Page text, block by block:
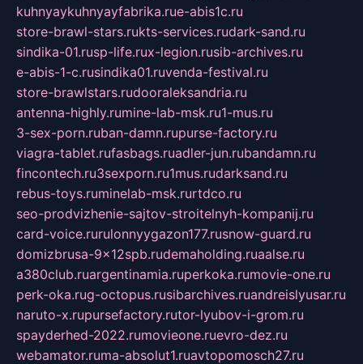
kuhnyaykuhnyayfabrika.rue-abis1c.ru
store-brawl-stars.rukts-services.rudark-sand.ru
sindika-01.rusp-life.rux-legion.rusib-archives.ru
e-abis-1-c.rusindika01.ruvenda-festival.ru
store-brawlstars.rudooraleksandria.ru
antenna-highly.rumine-lab-msk.ru1-mus.ru
3-sex-porn.ruban-damn.rupurse-factory.ru
viagra-tablet.rufasbags.ruadler-jun.rubandamn.ru
fincontech.ru3sexporn.ru1mus.rudarksand.ru
rebus-toys.ruminelab-msk.rurtdco.ru
seo-prodvizhenie-sajtov-stroitelnyh-kompanij.ru
card-voice.rurulonnyygazon177.rusnow-guard.ru
domizbrusa-9x12spb.rudemaholding.ruaalse.ru
a380club.ruargentinamia.ruperkoka.rumovie-one.ru
perk-oka.rug-octopus.rusibarchives.ruandreislyusar.ru
naruto-x.rupursefactory.rutor-lyubov-i-grom.ru
spayderhed-2022.rumovieone.ruevro-dez.ru
webamator.ruma-absolut1.ruavtopomosch27.ru